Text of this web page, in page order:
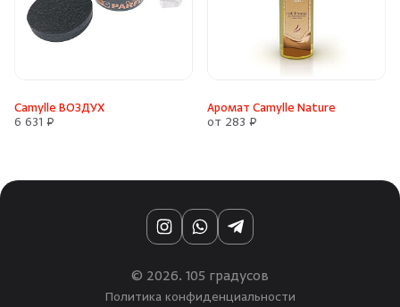
Camylle ВОЗДУХ
6 631 ₽
Аромат Camylle Nature
от 283 ₽
InstagramWhatsAppTelegram
© 2026. 105 градусов
Политика конфиденциальности